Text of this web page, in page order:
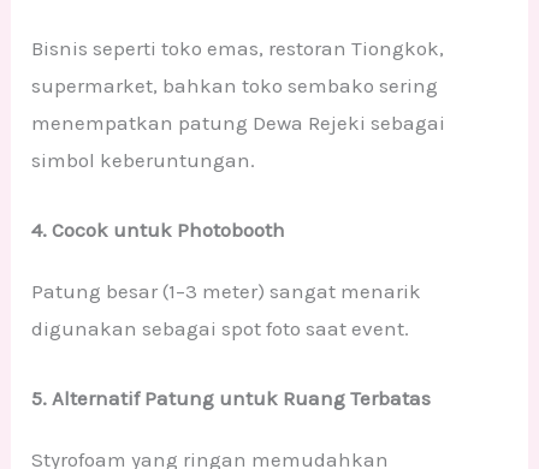
Bisnis seperti toko emas, restoran Tiongkok,
supermarket, bahkan toko sembako sering
menempatkan patung Dewa Rejeki sebagai
simbol keberuntungan.
4. Cocok untuk Photobooth
Patung besar (1–3 meter) sangat menarik
digunakan sebagai spot foto saat event.
5. Alternatif Patung untuk Ruang Terbatas
Styrofoam yang ringan memudahkan